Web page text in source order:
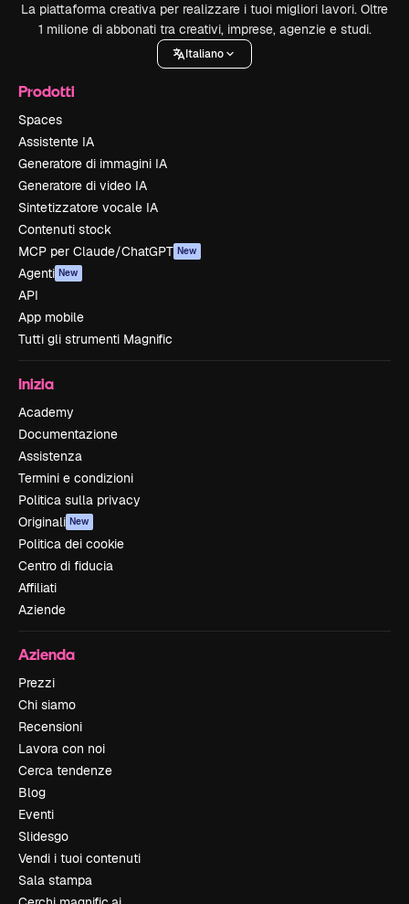
La piattaforma creativa per realizzare i tuoi migliori lavori. Oltre
1 milione di abbonati tra creativi, imprese, agenzie e studi.
Italiano
Prodotti
Spaces
Assistente IA
Generatore di immagini IA
Generatore di video IA
Sintetizzatore vocale IA
Contenuti stock
MCP per Claude/ChatGPT New
Agenti New
API
App mobile
Tutti gli strumenti Magnific
Inizia
Academy
Documentazione
Assistenza
Termini e condizioni
Politica sulla privacy
Originali New
Politica dei cookie
Centro di fiducia
Affiliati
Aziende
Azienda
Prezzi
Chi siamo
Recensioni
Lavora con noi
Cerca tendenze
Blog
Eventi
Slidesgo
Vendi i tuoi contenuti
Sala stampa